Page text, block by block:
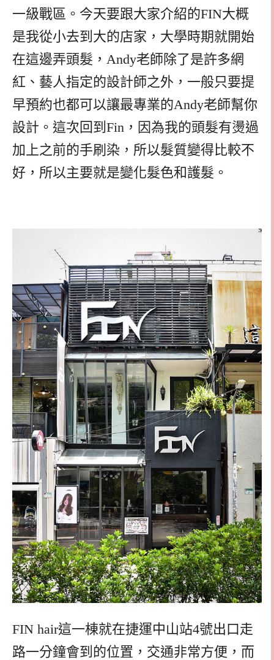
一級戰區。今天要跟大家介紹的FIN大概
是我從小去到大的店家，大學時期就開始
在這邊弄頭髮，Andy老師除了是許多網
紅、藝人指定的設計師之外，一般只要提
早預約也都可以讓最專業的Andy老師幫你
設計。這次回到Fin，因為我的頭髮有燙過
加上之前的手刷染，所以髮質變得比較不
好，所以主要就是變化髮色和護髮。
FIN hair這一棟就在捷運中山站4號出口走
路一分鐘會到的位置，交通非常方便，而